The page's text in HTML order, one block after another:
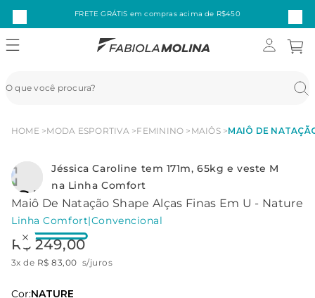
FRETE GRÁTIS em compras acima de R$450
HOME MODA ESPORTIVA FEMININO MAIÔS MAIÔ DE
Jéssica Caroline tem 171m, 65kg e veste M
na Linha Comfort
Maiô De Natação Shape Alças Finas Em U - Nature
Linha Comfort|Convencional
R$ 249,00
3x de R$ 83,00 s/juros
Cor:NATURE